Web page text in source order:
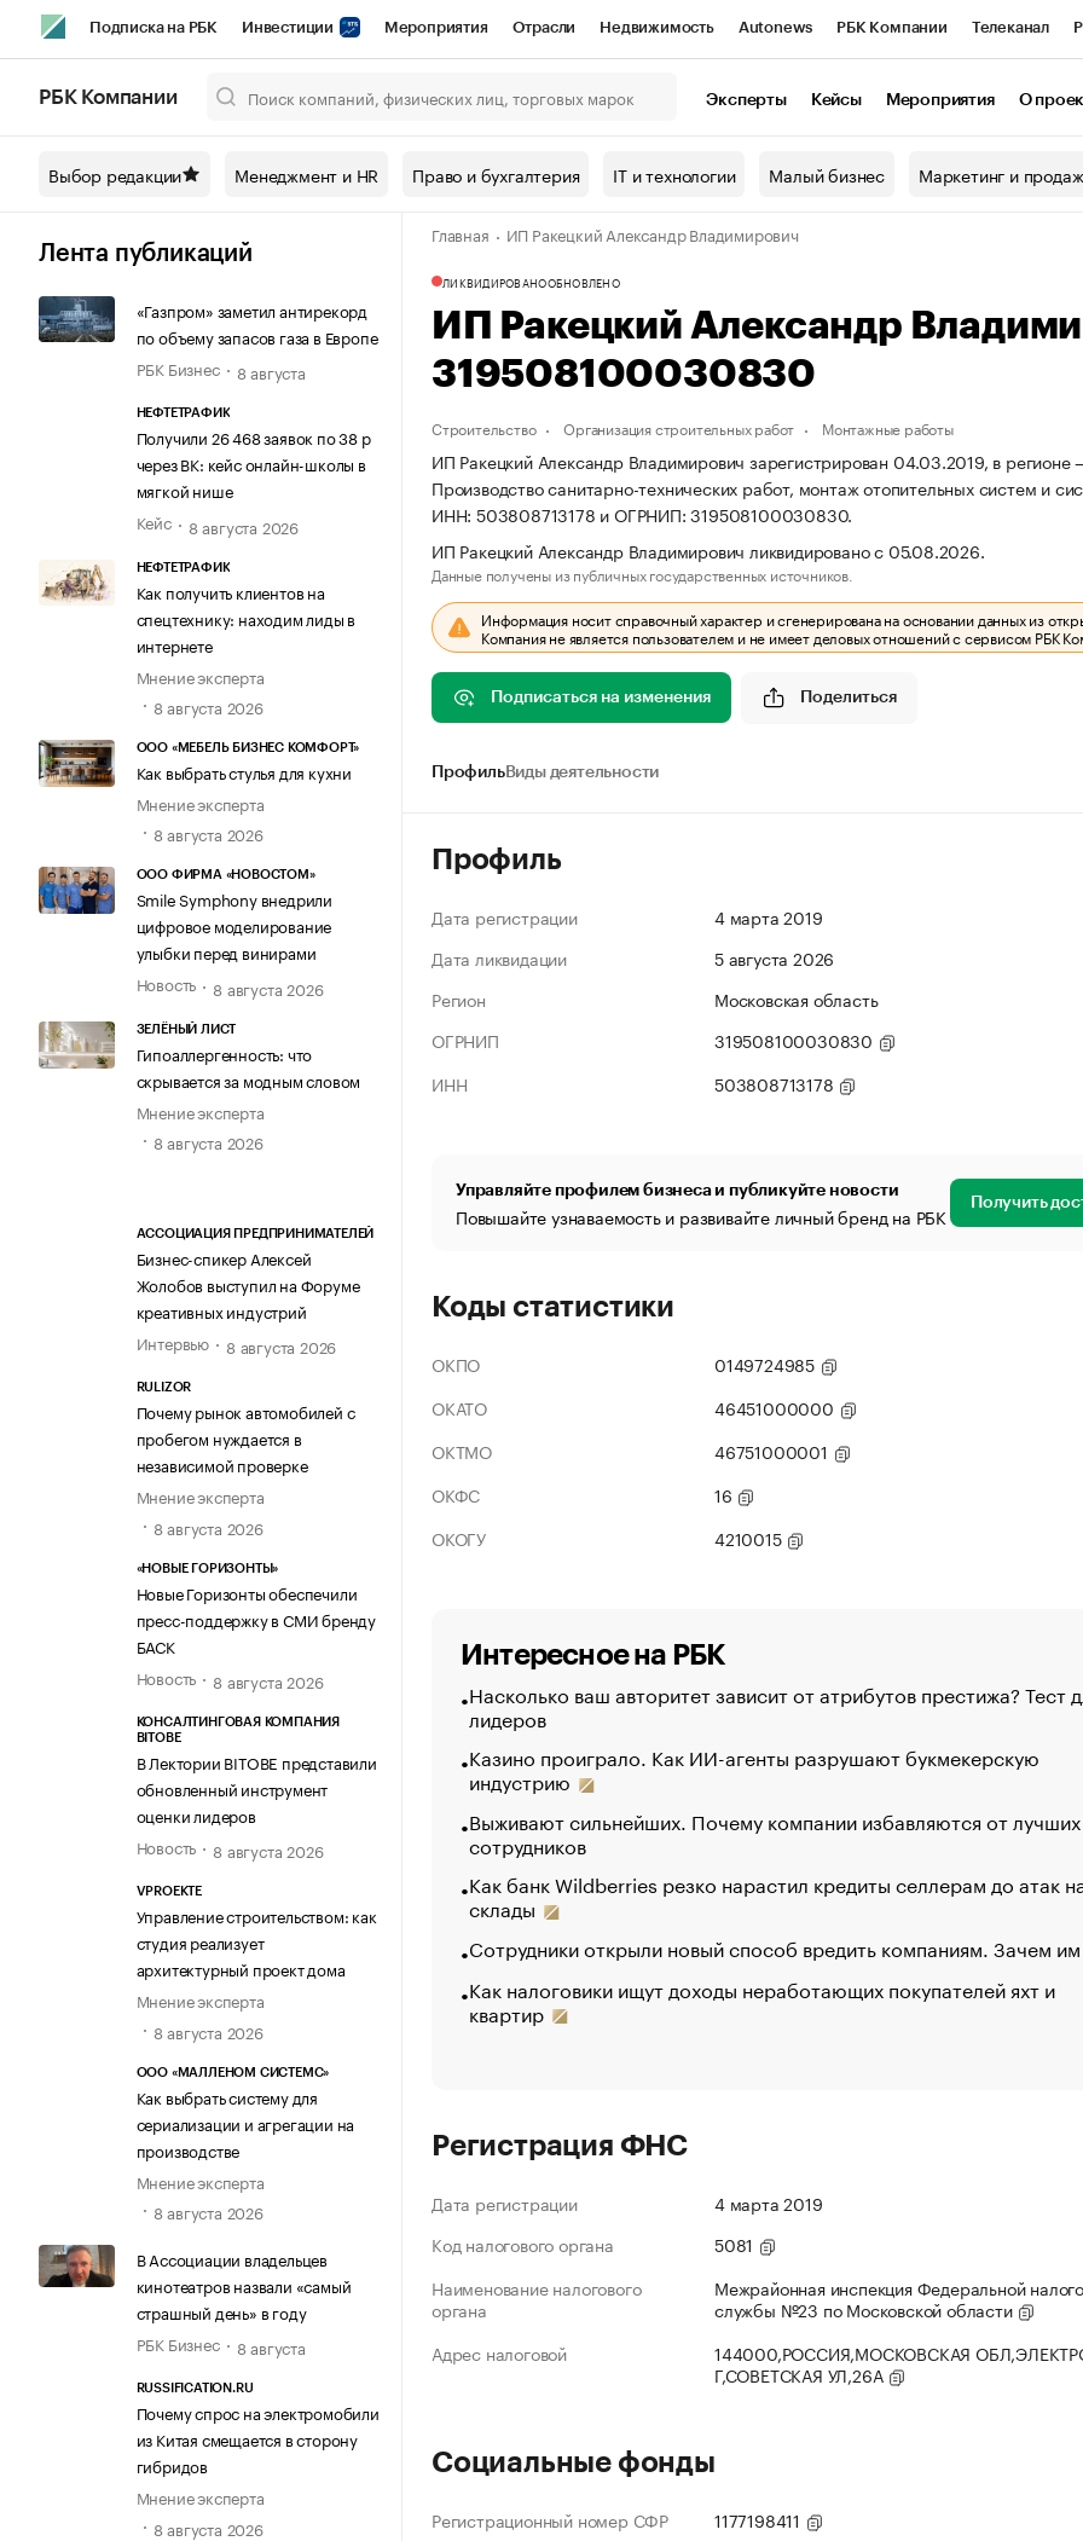
Подписка на РБК Инвестиции Мероприятия Отрасли Недвижимость Autonews РБК Компании Телеканал
Спецпроекты СПб Конференции СПб Спецпроекты Проверка контрагентов
Технологии и медиа Рынок наличной валюты
РБК Компании Эксперты Кейсы Мероприятия О
Выбор редакции Менеджмент и HR Право и бухгалтерия IT и технологии Малый бизнес Маркетинг и
Лента публикаций
«Газпром» заметил антирекорд
по объему запасов газа в Европе
РБК Бизнес
8 августа
НЕФТЕТРАФИК
Получили 26 468 заявок по 38 р
через ВК: кейс онлайн-школы в
мягкой нише
Кейс
8 августа 2026
НЕФТЕТРАФИК
Как получить клиентов на
спецтехнику: находим лиды в
интернете
Мнение эксперта
8 августа 2026
ООО «МЕБЕЛЬ БИЗНЕС КОМФОРТ»
Как выбрать стулья для кухни
Мнение эксперта
8 августа 2026
ООО ФИРМА «НОВОСТОМ»
Smile Symphony внедрили
цифровое моделирование
улыбки перед винирами
Новость
8 августа 2026
ЗЕЛЁНЫЙ ЛИСТ
Гипоаллергенность: что
скрывается за модным словом
Мнение эксперта
8 августа 2026
АССОЦИАЦИЯ ПРЕДПРИНИМАТЕЛЕЙ
Бизнес-спикер Алексей
Жолобов выступил на Форуме
креативных индустрий
Интервью
8 августа 2026
RULIZOR
Почему рынок автомобилей с
пробегом нуждается в
независимой проверке
Мнение эксперта
8 августа 2026
«НОВЫЕ ГОРИЗОНТЫ»
Новые Горизонты обеспечили
пресс-поддержку в СМИ бренду
БАСК
Новость
8 августа 2026
КОНСАЛТИНГОВАЯ КОМПАНИЯ
BITOBE
В Лектории BITOBE представили
обновленный инструмент
оценки лидеров
Новость
8 августа 2026
VPROEKTE
Управление строительством: как
студия реализует
архитектурный проект дома
Мнение эксперта
8 августа 2026
ООО «МАЛЛЕНОМ СИСТЕМС»
Как выбрать систему для
сериализации и агрегации на
производстве
Мнение эксперта
8 августа 2026
В Ассоциации владельцев
кинотеатров назвали «самый
страшный день» в году
РБК Бизнес
8 августа
RUSSIFICATION.RU
Почему спрос на электромобили
из Китая смещается в сторону
гибридов
Мнение эксперта
8 августа 2026
Главная ИП Ракецкий Александр Владимирович
ЛИКВИДИРОВАНООБНОВЛЕНО
ИП Ракецкий Александр
319508100030830
Строительство Организация строительных работ Монтажные работы
ИП Ракецкий Александр Владимирович зарегистрирован 04.03.2019, в регионе
Производство санитарно-технических работ, монтаж отопительных систем и
ИНН: 503808713178 и ОГРНИП: 319508100030830.
ИП Ракецкий Александр Владимирович ликвидировано с 05.08.2026.
Данные получены из публичных государственных источников.
Информация носит справочный характер и сгенерирована на основании данных из
Компания не является пользователем и не имеет деловых отношений с сервисом РБК
Подписаться на изменения Поделиться
ПрофильВиды деятельности
Профиль
Дата регистрации
4 марта 2019
Дата ликвидации
5 августа 2026
Регион
Московская область
ОГРНИП
319508100030830
ИНН
503808713178
Управляйте профилем бизнеса и публикуйте новости
Повышайте узнаваемость и развивайте личный бренд на РБК Получить
Коды статистики
ОКПО
0149724985
ОКАТО
46451000000
ОКТМО
46751000001
ОКФС
16
ОКОГУ
4210015
Интересное на РБК
Насколько ваш авторитет зависит от атрибутов престижа? Тест
лидеров
Казино проиграло. Как ИИ-агенты разрушают букмекерскую
индустрию
Выживают сильнейших. Почему компании избавляются от лучших
сотрудников
Как банк Wildberries резко нарастил кредиты селлерам до атак
склады
Сотрудники открыли новый способ вредить компаниям. Зачем
Как налоговики ищут доходы неработающих покупателей яхт и
квартир
Регистрация ФНС
Дата регистрации
4 марта 2019
Код налогового органа
5081
Наименование налогового
органа
Межрайонная инспекция Федеральной
службы №23 по Московской области
Адрес налоговой
144000,РОССИЯ,МОСКОВСКАЯ
Г,СОВЕТСКАЯ УЛ,26А
Социальные фонды
Регистрационный номер СФР 1177198411